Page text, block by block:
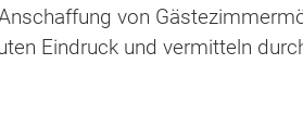
von
Eindruck und vermitteln